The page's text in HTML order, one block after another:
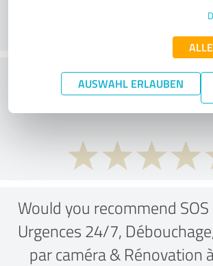
AUSWAHL ERLAUBEN
What do you think of
performance
Would you recommend
Urgences 24/7,
par caméra & Rénovation